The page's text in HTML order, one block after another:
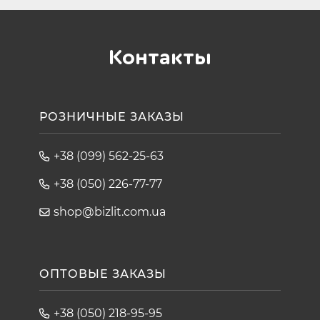
Контакты
РОЗНИЧНЫЕ ЗАКАЗЫ
+38 (099) 562-25-63
+38 (050) 226-77-77
shop@bizlit.com.ua
ОПТОВЫЕ ЗАКАЗЫ
+38 (050) 218-95-95